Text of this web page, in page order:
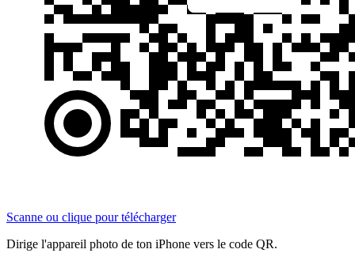
Scanne ou clique pour télécharger
Dirige l'appareil photo de ton iPhone vers le code QR.